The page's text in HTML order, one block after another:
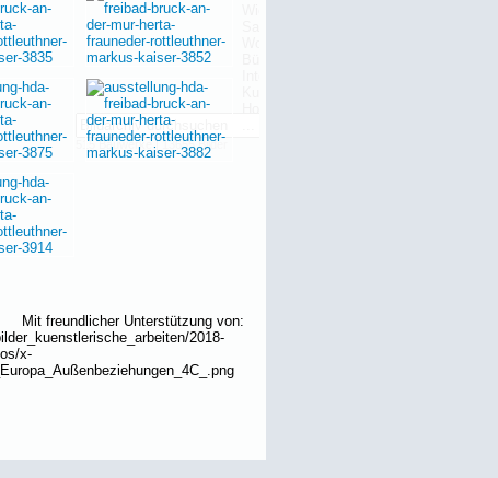
515 Bauwerke | 13655 Bilder
Mit freundlicher Unterstützung von: